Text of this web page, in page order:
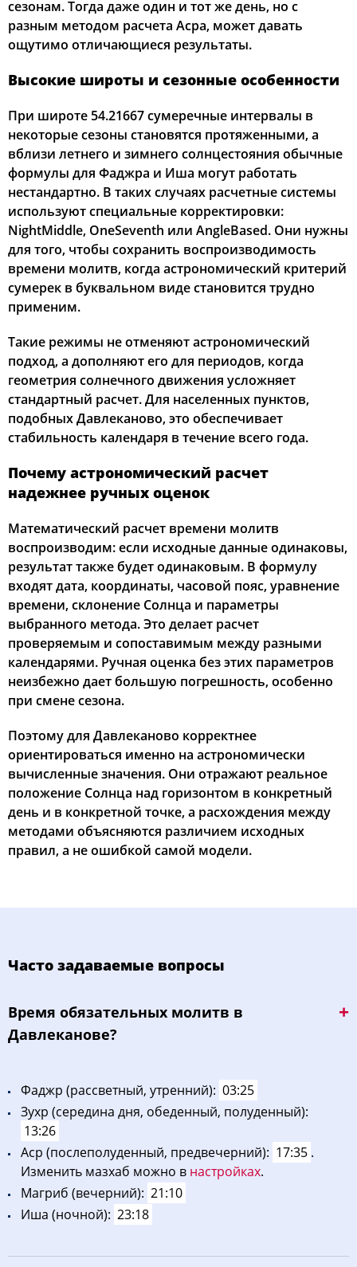
сезонам. Тогда даже один и тот же день, но с
разным методом расчета Асра, может давать
ощутимо отличающиеся результаты.
Высокие широты и сезонные особенности
При широте 54.21667 сумеречные интервалы в
некоторые сезоны становятся протяженными, а
вблизи летнего и зимнего солнцестояния обычные
формулы для Фаджра и Иша могут работать
нестандартно. В таких случаях расчетные системы
используют специальные корректировки:
NightMiddle, OneSeventh или AngleBased. Они нужны
для того, чтобы сохранить воспроизводимость
времени молитв, когда астрономический критерий
сумерек в буквальном виде становится трудно
применим.
Такие режимы не отменяют астрономический
подход, а дополняют его для периодов, когда
геометрия солнечного движения усложняет
стандартный расчет. Для населенных пунктов,
подобных Давлеканово, это обеспечивает
стабильность календаря в течение всего года.
Почему астрономический расчет
надежнее ручных оценок
Математический расчет времени молитв
воспроизводим: если исходные данные одинаковы,
результат также будет одинаковым. В формулу
входят дата, координаты, часовой пояс, уравнение
времени, склонение Солнца и параметры
выбранного метода. Это делает расчет
проверяемым и сопоставимым между разными
календарями. Ручная оценка без этих параметров
неизбежно дает большую погрешность, особенно
при смене сезона.
Поэтому для Давлеканово корректнее
ориентироваться именно на астрономически
вычисленные значения. Они отражают реальное
положение Солнца над горизонтом в конкретный
день и в конкретной точке, а расхождения между
методами объясняются различием исходных
правил, а не ошибкой самой модели.
Часто задаваемые вопросы
Bpeмя oбязaтeльных мoлитв в
Давлеканове?
Фaджp (рассветный, утренний): 03:25
Зухp (середина дня, обеденный, полуденный):
13:26
Acp (послеполуденный, предвечерний): 17:35 .
Изменить мазхаб можно в настройках.
Maгриб (вечерний): 21:10
Иша (ночной): 23:18